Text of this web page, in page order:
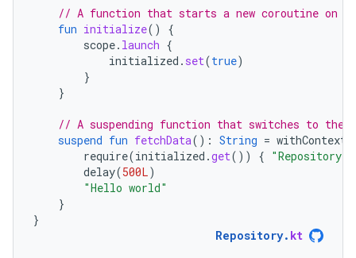
// A function that starts a new coroutine on
fun initialize()
{
scope. launch {
initialized . set(true)
}
}
// A suspending function that switches to the
suspend fun fetchData(): String = withContext
require(initialized .get()) {
delay(500L)
"Hello world"
}
}
Repository. kt